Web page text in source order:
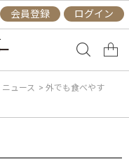
会員登録 ログイン
ニュース > 外でも食べやす